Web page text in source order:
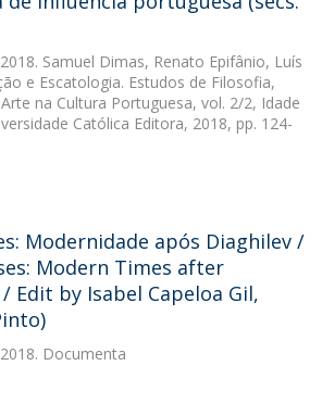
2018. Samuel Dimas, Renato Epifânio, Luís
e Escatologia. Estudos de Filosofia,
na Cultura Portuguesa, vol. 2/2, Idade
Católica Editora, 2018, pp. 124-
Modernidade após Diaghilev /
Modern Times after
Edit by Isabel Capeloa Gil,
2018. Documenta